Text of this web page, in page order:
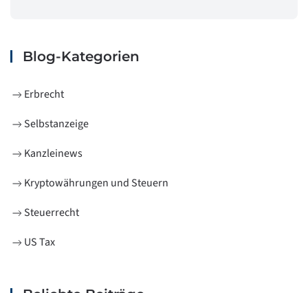
Blog-Kategorien
Erbrecht
Selbstanzeige
Kanzleinews
Kryptowährungen und Steuern
Steuerrecht
US Tax